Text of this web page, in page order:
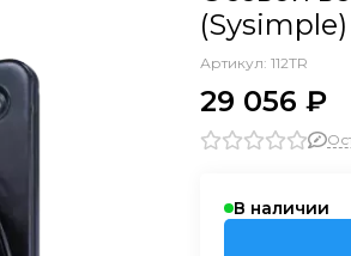
(Sysimple)
Артикул: 112TR
29 056 ₽
В наличии